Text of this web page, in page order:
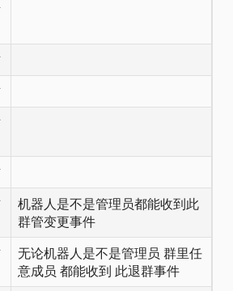
机器人是不是管理员都能收到此
群管变更事件
无论机器人是不是管理员 群里任
意成员 都能收到 此退群事件